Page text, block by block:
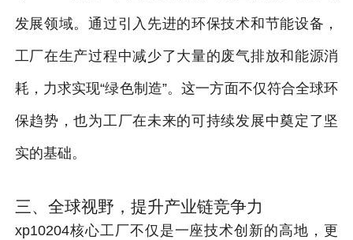
发展领域。通过引入先进的环保技术和节能设备，
工厂在生产过程中减少了大量的废气排放和能源消
耗，力求实现“绿色制造”。这一方面不仅符合全球环
保趋势，也为工厂在未来的可持续发展中奠定了坚
实的基础。
三、全球视野，提升产业链竞争力
xp10204核心工厂不仅是一座技术创新的高地，更